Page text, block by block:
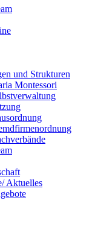
und Strukturen
Montessori
Aktuelles